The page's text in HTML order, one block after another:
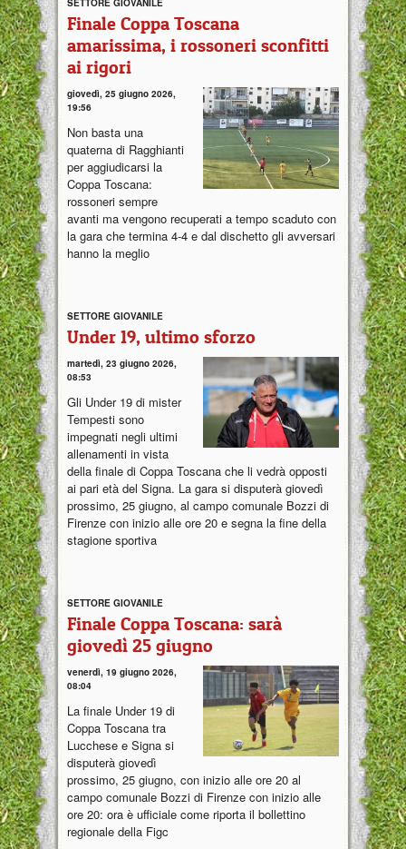
Finale Coppa Toscana
amarissima, i rossoneri sconfitti
ai rigori
giovedì, 25 giugno 2026,
19:56
Non basta una
quaterna di Ragghianti
per aggiudicarsi la
Coppa Toscana:
rossoneri sempre
avanti ma vengono recuperati a tempo scaduto con
la gara che termina 4-4 e dal dischetto gli avversari
hanno la meglio
SETTORE GIOVANILE
Under 19, ultimo sforzo
martedì, 23 giugno 2026,
08:53
Gli Under 19 di mister
Tempesti sono
impegnati negli ultimi
allenamenti in vista
della finale di Coppa Toscana che li vedrà opposti
ai pari età del Signa. La gara si disputerà giovedì
prossimo, 25 giugno, al campo comunale Bozzi di
Firenze con inizio alle ore 20 e segna la fine della
stagione sportiva
SETTORE GIOVANILE
Finale Coppa Toscana: sarà
giovedì 25 giugno
venerdì, 19 giugno 2026,
08:04
La finale Under 19 di
Coppa Toscana tra
Lucchese e Signa si
disputerà giovedì
prossimo, 25 giugno, con inizio alle ore 20 al
campo comunale Bozzi di Firenze con inizio alle
ore 20: ora è ufficiale come riporta il bollettino
regionale della Figc